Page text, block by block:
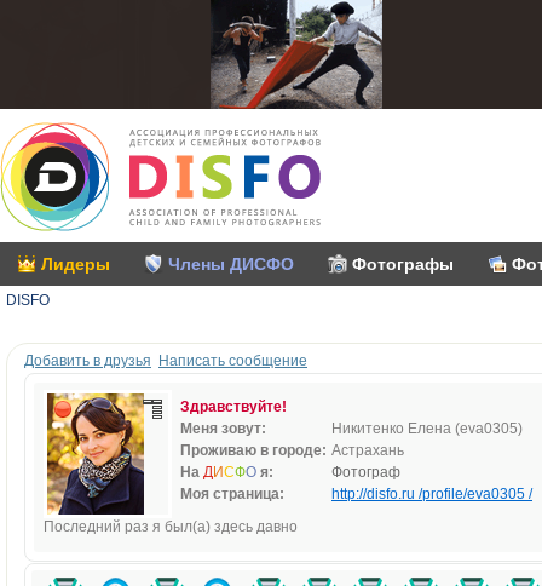
Лидеры Члены ДИСФО Фотографы
DISFO
Добавить в друзья Написать сообщение
Здравствуйте!
Меня зовут:
Никитенко Елена (eva0305)
Проживаю в городе: Астрахань
На ДИСФО я:
Фотограф
Моя страница:
http://disfo.ru /profile/eva0305 /
Последний раз я был(а) здесь давно